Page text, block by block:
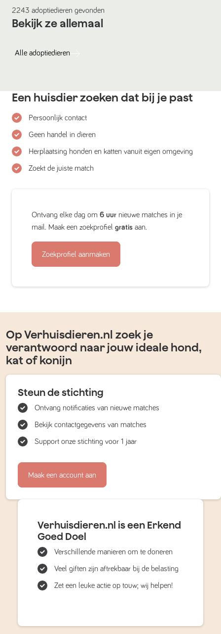
2243 adoptiedieren gevonden
Bekijk ze allemaal
Alle adoptiedieren
Een huisdier zoeken dat bij je past
Persoonlijk contact
Geen handel in dieren
Herplaatsing honden en katten vanuit eigen omgeving
Zoekt de juiste match
Ontvang elke dag om 6 uur nieuwe matches in je
mail. Maak een zoekprofiel gratis aan.
Zoekprofiel aanmaken
Op Verhuisdieren.nl zoek je
verantwoord naar jouw ideale hond,
kat of konijn
Steun de stichting
Ontvang notificaties van nieuwe matches
Bekijk contactgegevens van matches
Support onze stichting voor 1 jaar
Maak een account aan
Verhuisdieren.nl is een Erkend
Goed Doel
Verschillende manieren om te doneren
Veel giften zijn aftrekbaar bij de belasting
Zet een leuke actie op touw; wij helpen!